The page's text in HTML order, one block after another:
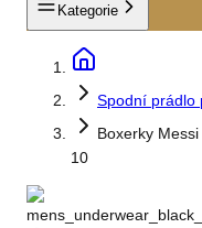
Kategorie
Spodní prádlo
Boxerky
10